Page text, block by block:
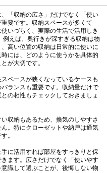
「収納の広さ」だけでなく「使い
要です。収納スペースが多くて
いづらく、実際の生活で活用しき
例えば、奥行きが深すぎる収納は物
高い位置の収納は日常的に使いに
には、どのように使うかを具体的
が大切です。
ペースが狭くなっているケースも
ランスも重要です。収納量だけで
の相性もチェックしておきましょ
収納もあるため、換気のしやすさ
。特にクローゼットや納戸は通気
。
に活用すれば部屋をすっきりと保
ます。広さだけでなく「使いやす
識して選ぶことが、後悔しない物